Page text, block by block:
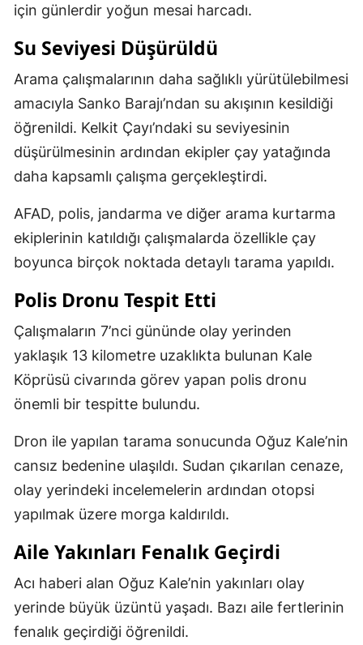
için günlerdir yoğun mesai harcadı.
Su Seviyesi Düşürüldü
Arama çalışmalarının daha sağlıklı yürütülebilmesi
amacıyla Sanko Barajı’ndan su akışının kesildiği
öğrenildi. Kelkit Çayı’ndaki su seviyesinin
düşürülmesinin ardından ekipler çay yatağında
daha kapsamlı çalışma gerçekleştirdi.
AFAD, polis, jandarma ve diğer arama kurtarma
ekiplerinin katıldığı çalışmalarda özellikle çay
boyunca birçok noktada detaylı tarama yapıldı.
Polis Dronu Tespit Etti
Çalışmaların 7’nci gününde olay yerinden
yaklaşık 13 kilometre uzaklıkta bulunan Kale
Köprüsü civarında görev yapan polis dronu
önemli bir tespitte bulundu.
Dron ile yapılan tarama sonucunda Oğuz Kale’nin
cansız bedenine ulaşıldı. Sudan çıkarılan cenaze,
olay yerindeki incelemelerin ardından otopsi
yapılmak üzere morga kaldırıldı.
Aile Yakınları Fenalık Geçirdi
Acı haberi alan Oğuz Kale’nin yakınları olay
yerinde büyük üzüntü yaşadı. Bazı aile fertlerinin
fenalık geçirdiği öğrenildi.